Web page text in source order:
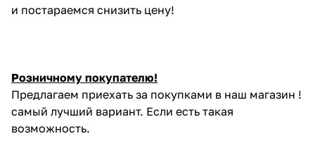
и постараемся снизить цену!
Розничному покупателю!
Предлагаем приехать за покупками в наш магазин !
самый лучший вариант. Если есть такая
возможность.